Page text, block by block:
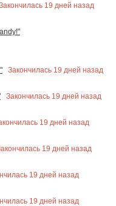
19 дней назад
Закончилась 19 дней назад
Закончилась 19 дней назад
19 дней назад
19 дней назад
19 дней назад
19 дней назад